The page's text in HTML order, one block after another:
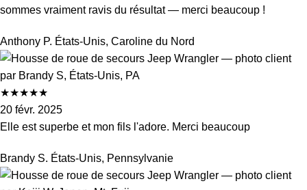
sommes vraiment ravis du résultat — merci beaucoup !
Anthony P. États-Unis, Caroline du Nord
★★★★★
20 févr. 2025
Elle est superbe et mon fils l'adore. Merci beaucoup
Brandy S. États-Unis, Pennsylvanie